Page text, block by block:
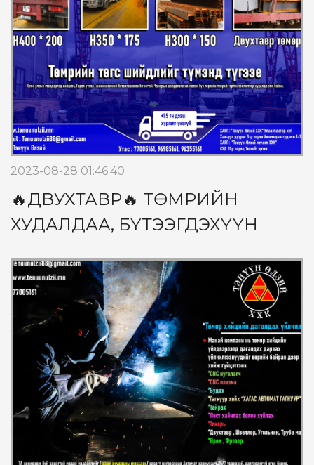
2023-08-28 01:46:40
🔥ДВУХТАВР🔥 ТӨМРИЙН
ХУДАЛДАА, БҮТЭЭГДЭХҮҮН